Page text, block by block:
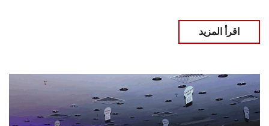
اقرأ المزيد